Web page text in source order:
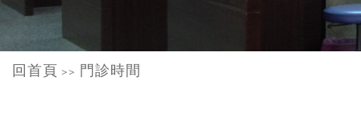
回首頁 >> 門診時間